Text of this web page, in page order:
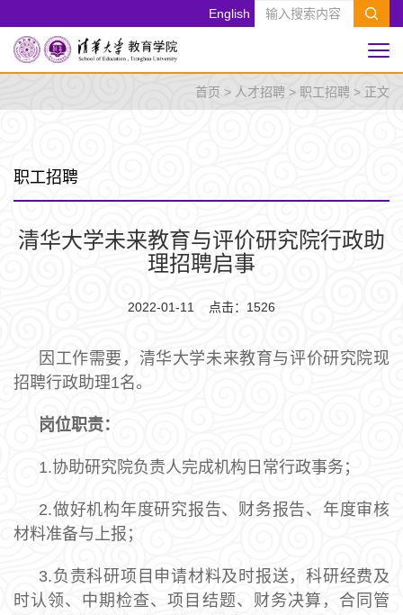
English
首页 > 人才招聘 > 职工招聘 > 正文
职工招聘
清华大学未来教育与评价研究院行政助
理招聘启事
2022-01-11 点击： 1526
因工作需要，清华大学未来教育与评价研究院现
招聘行政助理1名。
岗位职责：
1.协助研究院负责人完成机构日常行政事务；
2.做好机构年度研究报告、财务报告、年度审核
材料准备与上报；
3.负责科研项目申请材料及时报送，科研经费及
时认领、中期检查、项目结题、财务决算，合同管